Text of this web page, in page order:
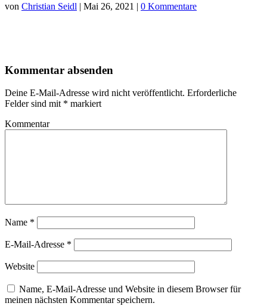
von Christian Seidl | Mai 26, 2021 | 0 Kommentare
Kommentar absenden
Deine E-Mail-Adresse wird nicht veröffentlicht. Erforderliche
Felder sind mit * markiert
Kommentar
Name *
E-Mail-Adresse *
Website
Name, E-Mail-Adresse und Website in diesem Browser für
meinen nächsten Kommentar speichern.